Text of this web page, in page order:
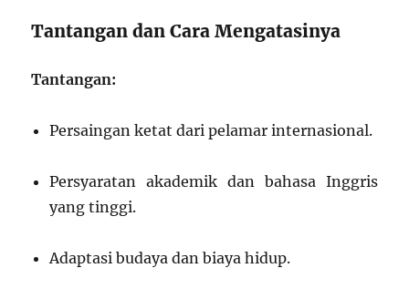
Tantangan dan Cara Mengatasinya
Tantangan:
Persaingan ketat dari pelamar internasional.
Persyaratan akademik dan bahasa Inggris
yang tinggi.
Adaptasi budaya dan biaya hidup.